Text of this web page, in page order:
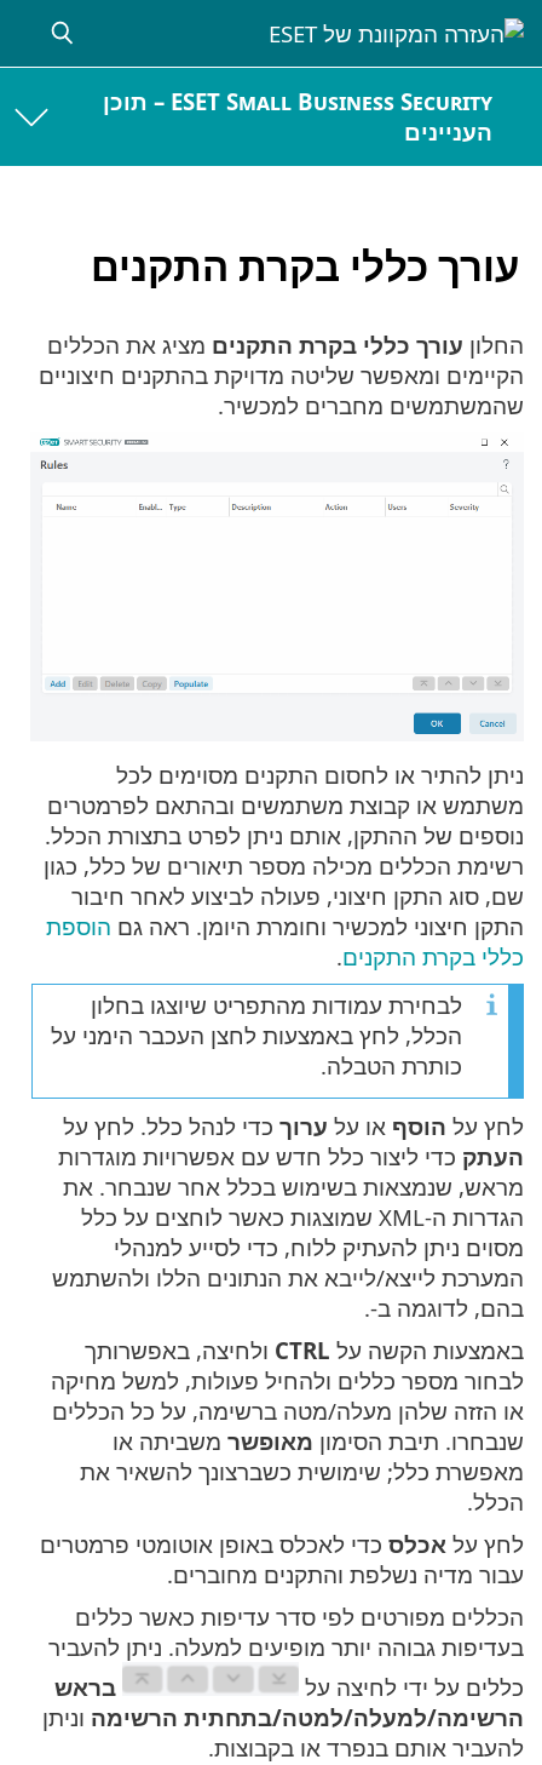
ESET Small Business Security – תוכן
העניינים
עורך כללי בקרת התקנים
החלון עורך כללי בקרת התקנים מציג את הכללים
הקיימים ומאפשר שליטה מדויקת בהתקנים חיצוניים
שהמשתמשים מחברים למכשיר.
ניתן להתיר או לחסום התקנים מסוימים לכל
משתמש או קבוצת משתמשים ובהתאם לפרמטרים
נוספים של ההתקן, אותם ניתן לפרט בתצורת הכלל.
רשימת הכללים מכילה מספר תיאורים של כלל, כגון
שם, סוג התקן חיצוני, פעולה לביצוע לאחר חיבור
התקן חיצוני למכשיר וחומרת היומן. ראה גם הוספת
כללי בקרת התקנים.
לבחירת עמודות מהתפריט שיוצגו בחלון
הכלל, לחץ באמצעות לחצן העכבר הימני על
כותרת הטבלה.
לחץ על הוסף או על ערוך כדי לנהל כלל. לחץ על
העתק כדי ליצור כלל חדש עם אפשרויות מוגדרות
מראש, שנמצאות בשימוש בכלל אחר שנבחר. את
הגדרות ה-XML שמוצגות כאשר לוחצים על כלל
מסוים ניתן להעתיק ללוח, כדי לסייע למנהלי
המערכת לייצא/לייבא את הנתונים הללו ולהשתמש
בהם, לדוגמה ב-.
באמצעות הקשה על CTRL ולחיצה, באפשרותך
לבחור מספר כללים ולהחיל פעולות, למשל מחיקה
או הזזה שלהן מעלה/מטה ברשימה, על כל הכללים
שנבחרו. תיבת הסימון מאופשר משביתה או
מאפשרת כלל; שימושית כשברצונך להשאיר את
הכלל.
לחץ על אכלס כדי לאכלס באופן אוטומטי פרמטרים
עבור מדיה נשלפת והתקנים מחוברים.
הכללים מפורטים לפי סדר עדיפות כאשר כללים
בעדיפות גבוהה יותר מופיעים למעלה. ניתן להעביר
כללים על ידי לחיצה על
בראש
הרשימה/למעלה/למטה/בתחתית הרשימה וניתן
להעביר אותם בנפרד או בקבוצות.